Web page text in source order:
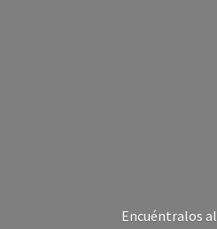
Encuéntralos al